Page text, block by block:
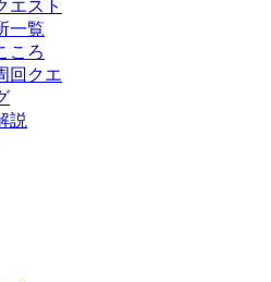
エスト
一覧
ころ
回クエ
説